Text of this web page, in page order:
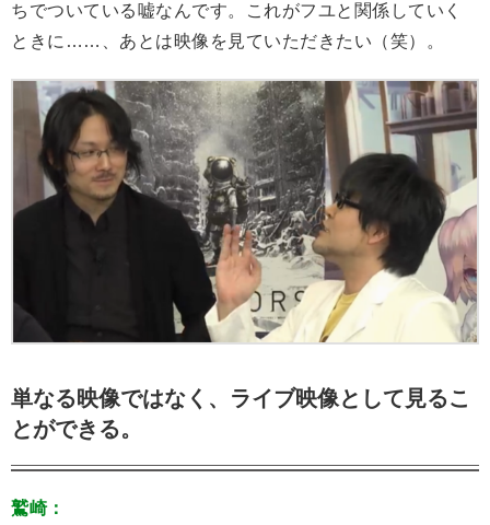
ちでついている嘘なんです。これがフユと関係していく
ときに……、あとは映像を見ていただきたい（笑）。
単なる映像ではなく、ライブ映像として見るこ
とができる。
鷲崎：